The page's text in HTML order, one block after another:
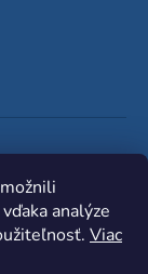
analýze
Viac